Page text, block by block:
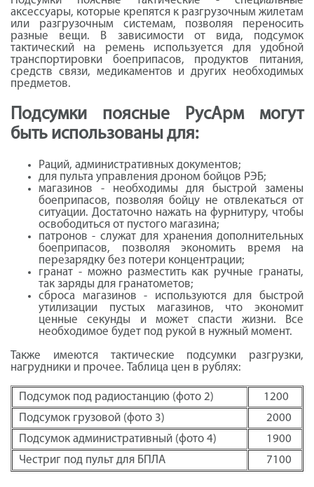
аксессуары, которые крепятся к разгрузочным жилетам
или разгрузочным системам, позволяя переносить
разные вещи. В зависимости от вида, подсумок
тактический на ремень используется для удобной
транспортировки боеприпасов, продуктов питания,
средств связи, медикаментов и других необходимых
предметов.
Подсумки поясные РусАрм могут
быть использованы для:
Раций, административных документов;
для пульта управления дроном бойцов РЭБ;
магазинов - необходимы для быстрой замены
боеприпасов, позволяя бойцу не отвлекаться от
ситуации. Достаточно нажать на фурнитуру, чтобы
освободиться от пустого магазина;
патронов - служат для хранения дополнительных
боеприпасов, позволяя экономить время на
перезарядку без потери концентрации;
гранат - можно разместить как ручные гранаты,
так заряды для гранатометов;
сброса магазинов - используются для быстрой
утилизации пустых магазинов, что экономит
ценные секунды и может спасти жизни. Все
необходимое будет под рукой в нужный момент.
Также имеются тактические подсумки разгрузки,
нагрудники и прочее. Таблица цен в рублях:
Подсумок под радиостанцию (фото 2)
1200
Подсумок грузовой (фото 3)
2000
Подсумок административный (фото 4)
1900
Честриг под пульт для БПЛА
7100